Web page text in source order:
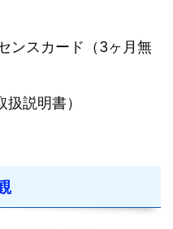
ンスカード（3ヶ月無
説明書）